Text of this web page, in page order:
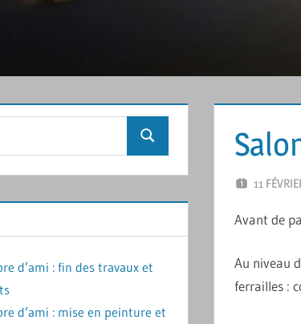
11
Avant de
Au niveau
ferrailles :
Recherche
d’ami : fin des travaux et
d’ami : mise en peinture et